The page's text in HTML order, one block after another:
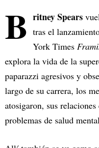
B ritney Spears
tras el
York Times
explora la vida de la
paparazzi agresivos y
largo de su carrera, los
atosigaron, sus
problemas de salud